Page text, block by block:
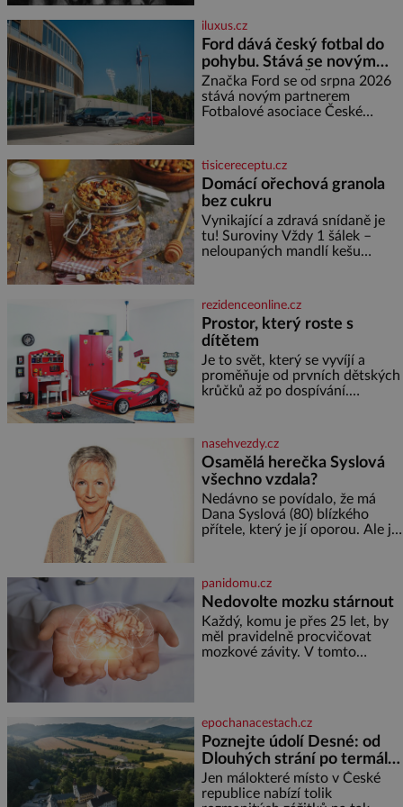
nemůže, protože žádné nemá,
spokojí se lupič s několika
měďáky a štůčky látky. Zraněná
žena pár dní nato umírá. Je to
muž nebývale krutý. Jeho činy
budí hrůzu ještě dlouho po jeho
smrti
iluxus.cz
Ford dává český fotbal do
pohybu. Stává se novým
partnerem FAČR
Značka Ford se od srpna 2026
stává novým partnerem
Fotbalové asociace České
asociace, reprezentačních týmů
i českého fotbalu v regionech.
Partner
tisicereceptu.cz
Domácí ořechová granola
bez cukru
Vynikající a zdravá snídaně je
tu! Suroviny Vždy 1 šálek –
neloupaných mandlí kešu
semínek dýně rozinek 3 šálky
ovesných vloček 1 lžíce mlet
rezidenceonline.cz
Prostor, který roste s
dítětem
Je to svět, který se vyvíjí a
proměňuje od prvních dětských
krůčků až po dospívání.
soustředění i odpočinek a
reaguje na každou etapu života
a specifické potřeby dítěte. Pro
nejmenší je klíčová
jednoduchost, měkkost a
bezpečí, proto by pokoj
miminka měl působit především
nasehvezdy.cz
Osamělá herečka Syslová
všechno vzdala?
Nedávno se povídalo, že má
Dana Syslová (80) blízkého
přítele, který je jí oporou. Ale je
častěji mluví o svém odchodu.
Dohnala ji snad samota? Půs
panidomu.cz
Nedovolte mozku stárnout
Každý, komu je přes 25 let, by
měl pravidelně procvičovat
mozkové závity. V tomto
marně v paměti lovíte název
knížky, kterou jste nedávno
přečetli. Je to opravdu tak, s
věkem jako kdyby se paměť
rozhodla stávkovat. Cvičte
epochanacestach.cz
Poznejte údolí Desné: od
Dlouhých strání po termální
prameny
Jen málokteré místo v České
republice nabízí tolik